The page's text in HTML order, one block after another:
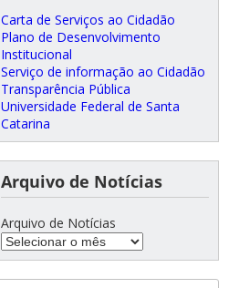
Carta de Serviços ao Cidadão
Plano de Desenvolvimento
Institucional
Serviço de informação ao Cidadão
Transparência Pública
Universidade Federal de Santa
Catarina
Arquivo de Notícias
Arquivo de Notícias